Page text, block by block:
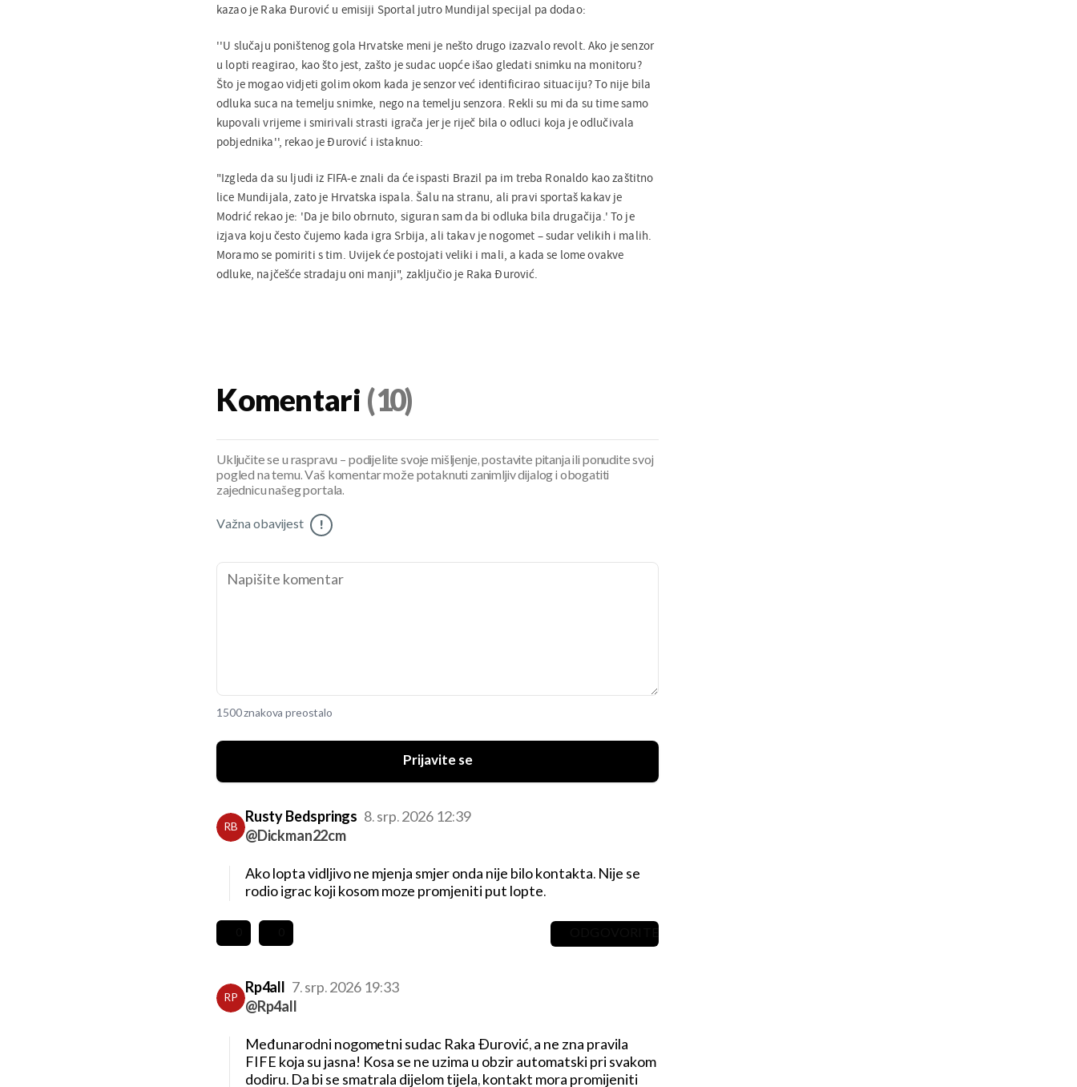
kazao je Raka Đurović u emisiji Sportal jutro Mundijal specijal pa dodao:
''U slučaju poništenog gola Hrvatske meni je nešto drugo izazvalo revolt. Ako je senzor
u lopti reagirao, kao što jest, zašto je sudac uopće išao gledati snimku na monitoru?
Što je mogao vidjeti golim okom kada je senzor već identificirao situaciju? To nije bila
odluka suca na temelju snimke, nego na temelju senzora. Rekli su mi da su time samo
kupovali vrijeme i smirivali strasti igrača jer je riječ bila o odluci koja je odlučivala
pobjednika'', rekao je Đurović i istaknuo:
"Izgleda da su ljudi iz FIFA-e znali da će ispasti Brazil pa im treba Ronaldo kao zaštitno
lice Mundijala, zato je Hrvatska ispala. Šalu na stranu, ali pravi sportaš kakav je
Modrić rekao je: 'Da je bilo obrnuto, siguran sam da bi odluka bila drugačija.' To je
izjava koju često čujemo kada igra Srbija, ali takav je nogomet – sudar velikih i malih.
Moramo se pomiriti s tim. Uvijek će postojati veliki i mali, a kada se lome ovakve
odluke, najčešće stradaju oni manji", zaključio je Raka Đurović.
Komentari (10)
Uključite se u raspravu – podijelite svoje mišljenje, postavite pitanja ili ponudite svoj
pogled na temu. Vaš komentar može potaknuti zanimljiv dijalog i obogatiti
zajednicu našeg portala.
Važna obavijest !
1500 znakova preostalo
Prijavite se
RB
Rusty Bedsprings
@Dickman22cm
8. srp. 2026 12:39
Ako lopta vidljivo ne mjenja smjer onda nije bilo kontakta. Nije se
rodio igrac koji kosom moze promjeniti put lopte.
RP
Rp4all
@Rp4all
7. srp. 2026 19:33
Međunarodni nogometni sudac Raka Đurović, a ne zna pravila
FIFE koja su jasna! Kosa se ne uzima u obzir automatski pri svakom
dodiru. Da bi se smatrala dijelom tijela, kontakt mora promijeniti